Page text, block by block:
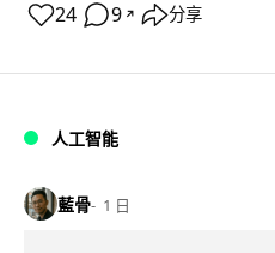
24 9 ↗ 分享
人工智能
藍骨 1 日